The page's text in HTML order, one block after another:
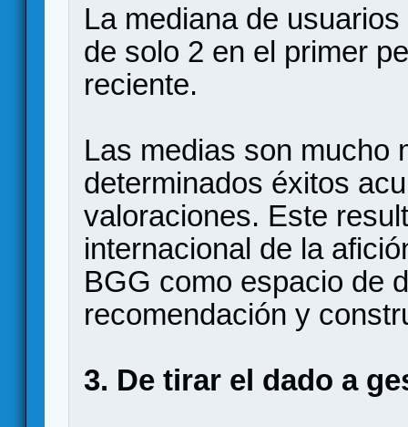
La mediana de
de solo 2 en el primer
reciente.
Las medias son mucho
determinados éxitos
valoraciones. Este
internacional de la
BGG como espacio de
recomendación y
3. De tirar el dado a